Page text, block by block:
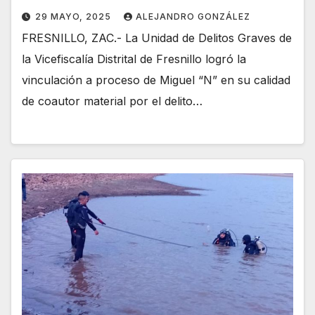
29 MAYO, 2025 ALEJANDRO GONZÁLEZ
FRESNILLO, ZAC.- La Unidad de Delitos Graves de
la Vicefiscalía Distrital de Fresnillo logró la
vinculación a proceso de Miguel “N” en su calidad
de coautor material por el delito…